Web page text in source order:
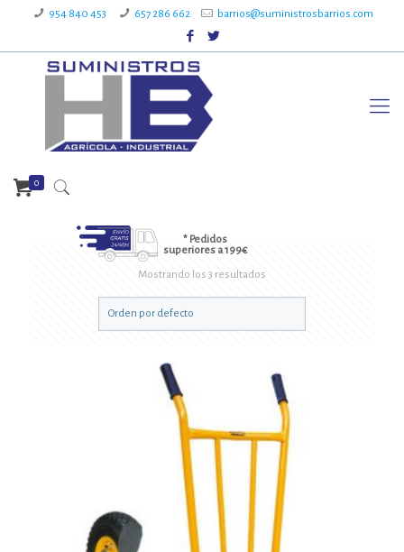
954 840 453 657 286 662 barrios@suministrosbarrios.com
* Pedidos
superiores a 199€
0
Mostrando los 3 resultados